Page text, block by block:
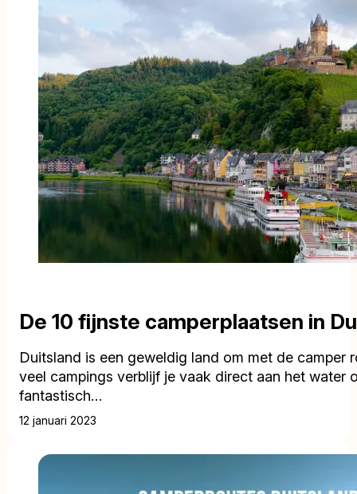
De 10 fijnste camperplaatsen in
Duitsland is een geweldig land om met de camper
veel campings verblijf je vaak direct aan het water
fantastisch…
12 januari 2023